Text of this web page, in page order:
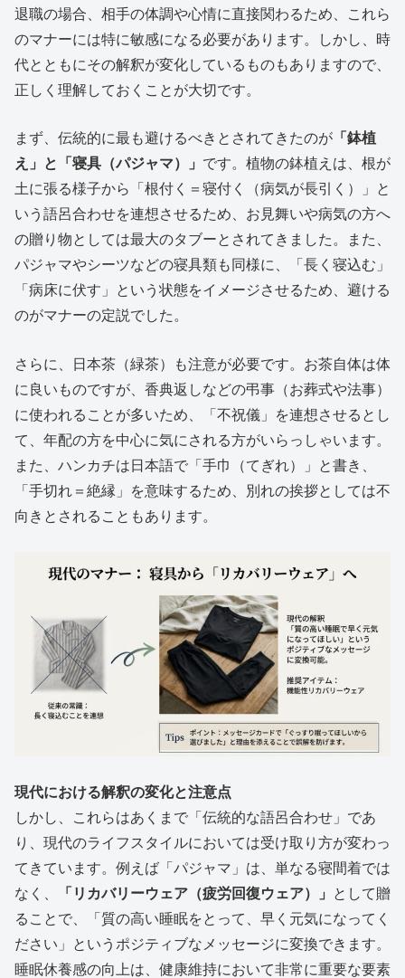
退職の場合、相手の体調や心情に直接関わるため、これら
のマナーには特に敏感になる必要があります。しかし、時
代とともにその解釈が変化しているものもありますので、
正しく理解しておくことが大切です。
まず、伝統的に最も避けるべきとされてきたのが 「鉢植
え」と「寝具（パジャマ）」 です。植物の鉢植えは、根が
土に張る様子から「根付く＝寝付く（病気が長引く）」と
いう語呂合わせを連想させるため、お見舞いや病気の方へ
の贈り物としては最大のタブーとされてきました。また、
パジャマやシーツなどの寝具類も同様に、「長く寝込む」
「病床に伏す」という状態をイメージさせるため、避ける
のがマナーの定説でした。
さらに、日本茶（緑茶）も注意が必要です。お茶自体は体
に良いものですが、香典返しなどの弔事（お葬式や法事）
に使われることが多いため、「不祝儀」を連想させるとし
て、年配の方を中心に気にされる方がいらっしゃいます。
また、ハンカチは日本語で「手巾（てぎれ）」と書き、
「手切れ＝絶縁」を意味するため、別れの挨拶としては不
向きとされることもあります。
現代における解釈の変化と注意点
しかし、これらはあくまで「伝統的な語呂合わせ」であ
り、現代のライフスタイルにおいては受け取り方が変わっ
てきています。例えば「パジャマ」は、単なる寝間着では
なく、
「リカバリーウェア（疲労回復ウェア）」
として贈
ることで、「質の高い睡眠をとって、早く元気になってく
ださい」というポジティブなメッセージに変換できます。
睡眠休養感の向上は、健康維持において非常に重要な要素